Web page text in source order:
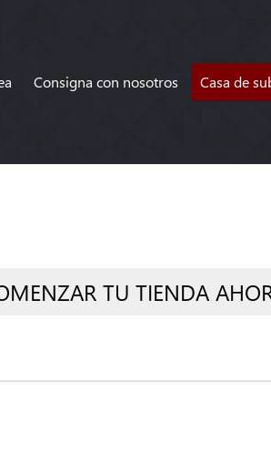
Consigna con nosotros Casa de
TU TIENDA